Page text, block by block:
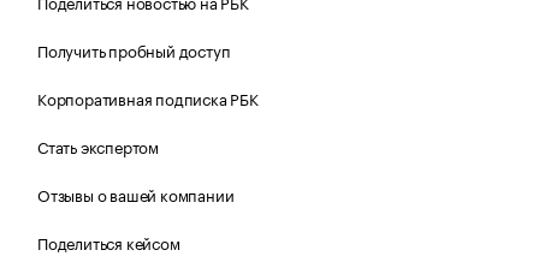
Получить пробный доступ
Корпоративная подписка РБК
Стать экспертом
Отзывы о вашей компании
Поделиться кейсом